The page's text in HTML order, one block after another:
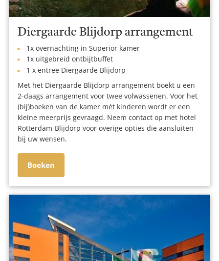
Diergaarde Blijdorp arrangement
1x overnachting in Superior kamer
1x uitgebreid ontbijtbuffet
1 x entree Diergaarde Blijdorp
Met het Diergaarde Blijdorp arrangement boekt u een
2-daags arrangement voor twee volwassenen. Voor het
(bij)boeken van de kamer mét kinderen wordt er een
kleine meerprijs gevraagd. Neem contact op met hotel
Rotterdam-Blijdorp voor overige opties die aansluiten
bij uw wensen.
Boeken